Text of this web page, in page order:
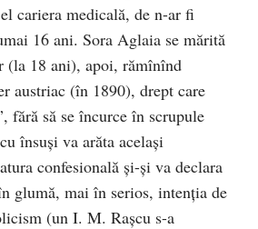
cariera medicală, de n-ar fi
16 ani. Sora Aglaia se mărită
(la 18 ani), apoi, rămînînd
austriac (în 1890), drept care
fără să se încurce în scrupule
însuşi va arăta acelaşi
confesională şi-şi va declara
glumă, mai în serios, intenţia de
(un I. M. Raşcu s-a